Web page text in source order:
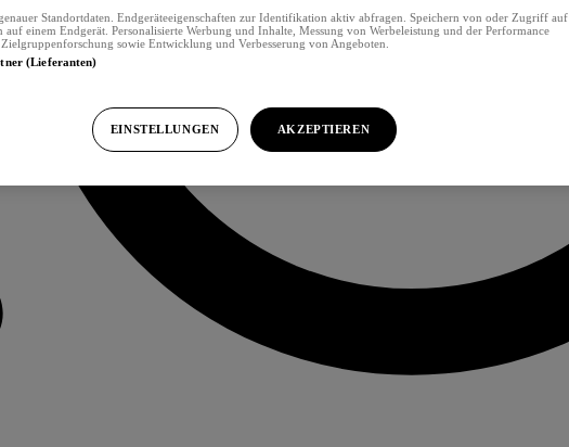
Standortdaten. Endgeräteeigenschaften zur Identifikation aktiv abfragen. Speichern von oder Zugriff auf
einem Endgerät. Personalisierte Werbung und Inhalte, Messung von Werbeleistung und der Performance
sowie Entwicklung und Verbesserung von Angeboten.
(Lieferanten)
EINSTELLUNGEN AKZEPTIEREN